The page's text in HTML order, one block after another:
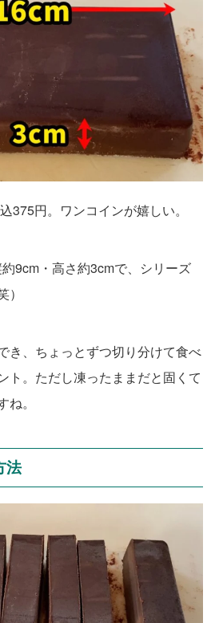
375円。ワンコインが嬉しい。
9cm・高さ約3cmで、シリーズ
き、ちょっとずつ切り分けて食べ
ト。ただし凍ったままだと固くて
。
法